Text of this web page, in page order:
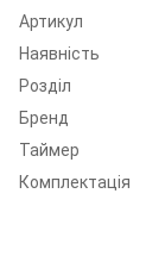
Артикул
Наявність
Розділ
Бренд
Таймер
Комплектація